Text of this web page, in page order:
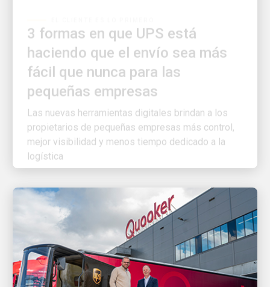
haciendo que el envío sea más
fácil que nunca para las
pequeñas empresas
Las nuevas herramientas digitales brindan a los
propietarios de pequeñas empresas más control,
mejor visibilidad y menos tiempo dedicado a la
logística